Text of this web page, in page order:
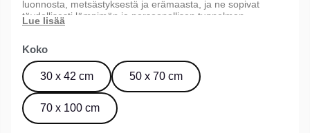
luonnosta, metsästyksestä ja erämaasta, ja ne sopivat
täydellisesti lämpimän ja persoonallisen tunnelman
luomiseen kotiin, mökille tai toimistoon. Saatavana kolmessa
Koko
30 x 42 cm 50 x 70 cm
70 x 100 cm